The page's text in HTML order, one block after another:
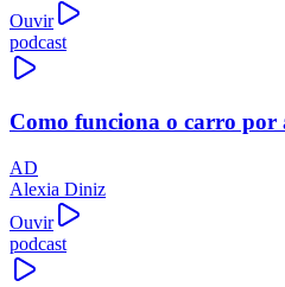
Ouvir
podcast
Como funciona o carro por
AD
Alexia Diniz
Ouvir
podcast